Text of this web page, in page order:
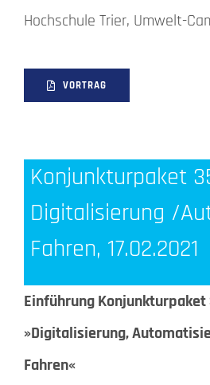
Hochschule Trier, Umwelt-
VORTRAG
Konjunkturpaket
Digitalisierung /
Fahren, 17.02.2021
Einführung Konjunkturpaket
»Digitalisierung,
Fahren«